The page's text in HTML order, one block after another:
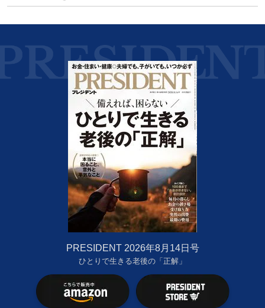
PRESIDENT 2026年8月14日号
ひとりで生きる老後の「正解」